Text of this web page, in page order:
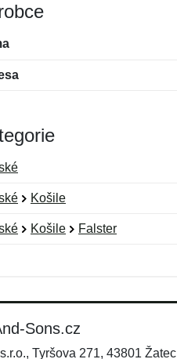
Košile
Košile Falster
Sons.cz
Tyršova 271, 43801 Žatec